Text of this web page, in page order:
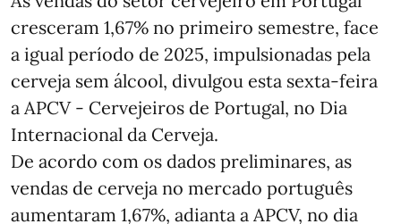
cresceram 1,67% no primeiro semestre, face
a igual período de 2025, impulsionadas pela
cerveja sem álcool, divulgou esta sexta-feira
a APCV - Cervejeiros de Portugal, no Dia
Internacional da Cerveja.
De acordo com os dados preliminares, as
vendas de cerveja no mercado português
aumentaram 1,67%, adianta a APCV, no dia